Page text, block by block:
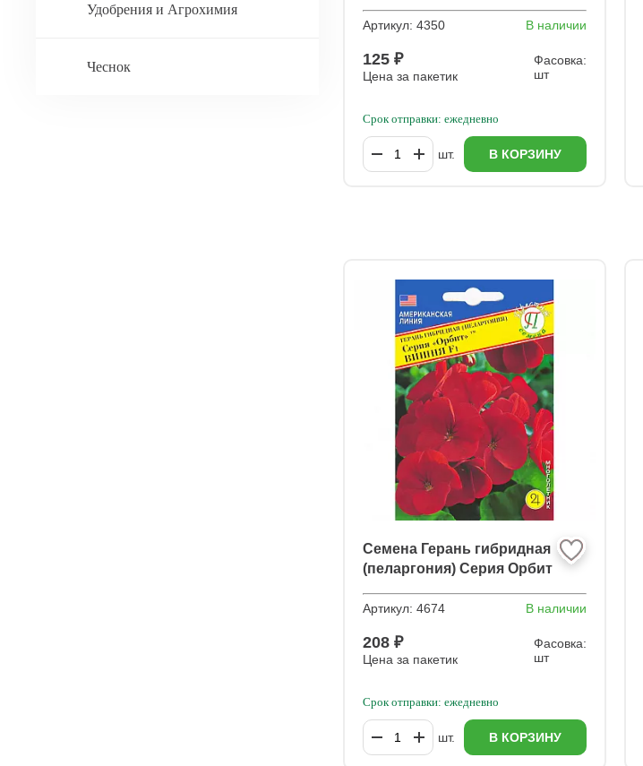
Удобрения и Агрохимия
Чеснок
Артикул: 4350 В наличии
125 ₽
Цена за пакетик
Фасовка:
шт
Срок отправки: ежедневно
шт. В КОРЗИНУ
Семена Герань гибридная
(пеларгония) Серия Орбит
Артикул: 4674 В наличии
208 ₽
Цена за пакетик
Фасовка:
шт
Срок отправки: ежедневно
шт. В КОРЗИНУ